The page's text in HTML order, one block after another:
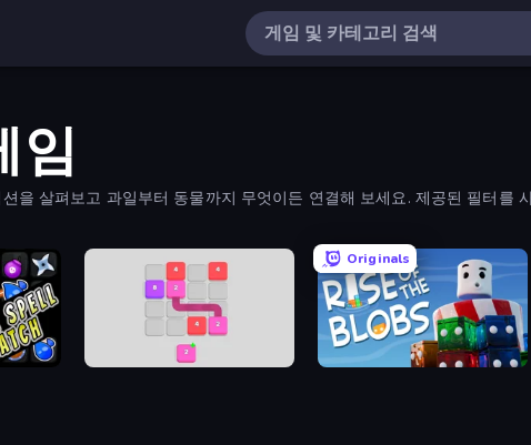
임
을 살펴보고 과일부터 동물까지 무엇이든 연결해 보세요. 제공된 필터를
Flow 2048 3D
Originals
Rise of the Blobs